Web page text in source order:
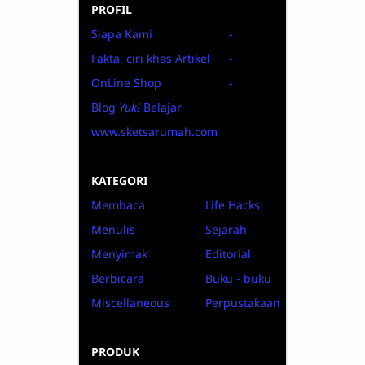
PROFIL
Siapa Kami
Fakta, ciri khas Artikel
OnLine Shop
Blog Yuk! Belajar
www.sketsarumah.com
-
-
-
KATEGORI
Membaca
Menulis
Menyimak
Berbicara
Miscellaneous
Life Hacks
Sejarah
Editorial
Buku - buku
Perpustakaan
PRODUK